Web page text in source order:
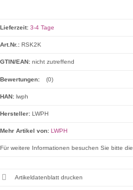
Lieferzeit: 3-4 Tage
Art.Nr.: RSK2K
GTIN/EAN: nicht zutreffend
Bewertungen: (0)
HAN: lwph
Hersteller: LWPH
Mehr Artikel von: LWPH
Für weitere Informationen besuchen Sie bitte die
Artikeldatenblatt drucken